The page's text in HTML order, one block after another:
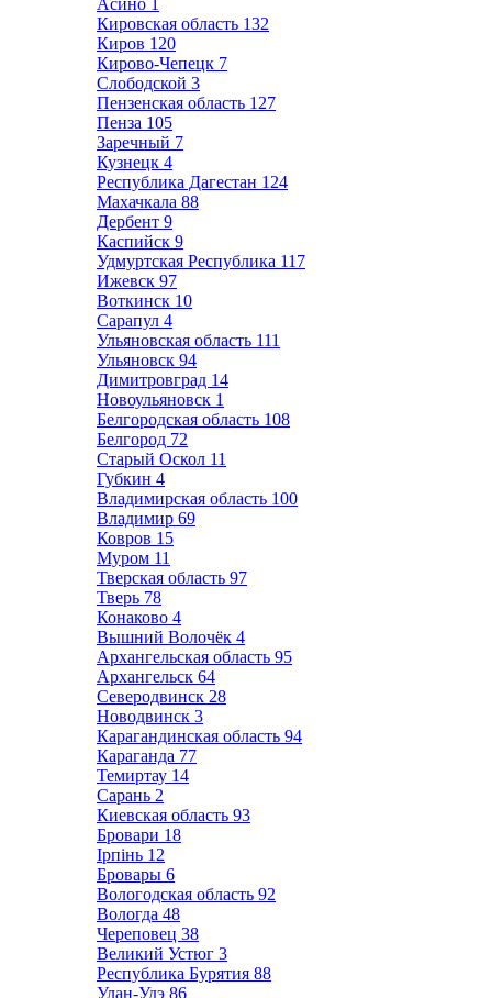
Асино 1
Кировская область 132
Киров 120
Кирово-Чепецк 7
Слободской 3
Пензенская область 127
Пенза 105
Заречный 7
Кузнецк 4
Республика Дагестан 124
Махачкала 88
Дербент 9
Каспийск 9
Удмуртская Республика 117
Ижевск 97
Воткинск 10
Сарапул 4
Ульяновская область 111
Ульяновск 94
Димитровград 14
Новоульяновск 1
Белгородская область 108
Белгород 72
Старый Оскол 11
Губкин 4
Владимирская область 100
Владимир 69
Ковров 15
Муром 11
Тверская область 97
Тверь 78
Конаково 4
Вышний Волочёк 4
Архангельская область 95
Архангельск 64
Северодвинск 28
Новодвинск 3
Карагандинская область 94
Караганда 77
Темиртау 14
Сарань 2
Киевская область 93
Бровари 18
Ірпінь 12
Бровары 6
Вологодская область 92
Вологда 48
Череповец 38
Великий Устюг 3
Республика Бурятия 88
Улан-Удэ 86